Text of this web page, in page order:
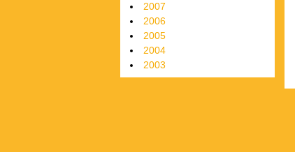
2007
2006
2005
2004
2003